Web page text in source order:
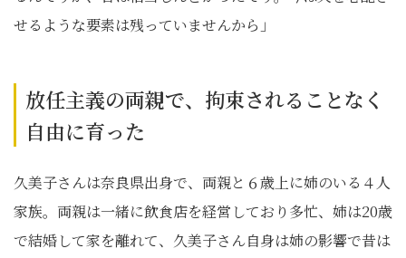
せるような要素は残っていませんから」
放任主義の両親で、拘束されることなく
自由に育った
久美子さんは奈良県出身で、両親と６歳上に姉のいる４人
家族。両親は一緒に飲食店を経営しており多忙、姉は20歳
で結婚して家を離れて、久美子さん自身は姉の影響で昔は